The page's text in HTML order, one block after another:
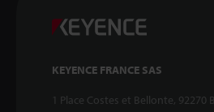
KEYENCE FRANCE SAS
1 Place Costes et Bellonte, 92270